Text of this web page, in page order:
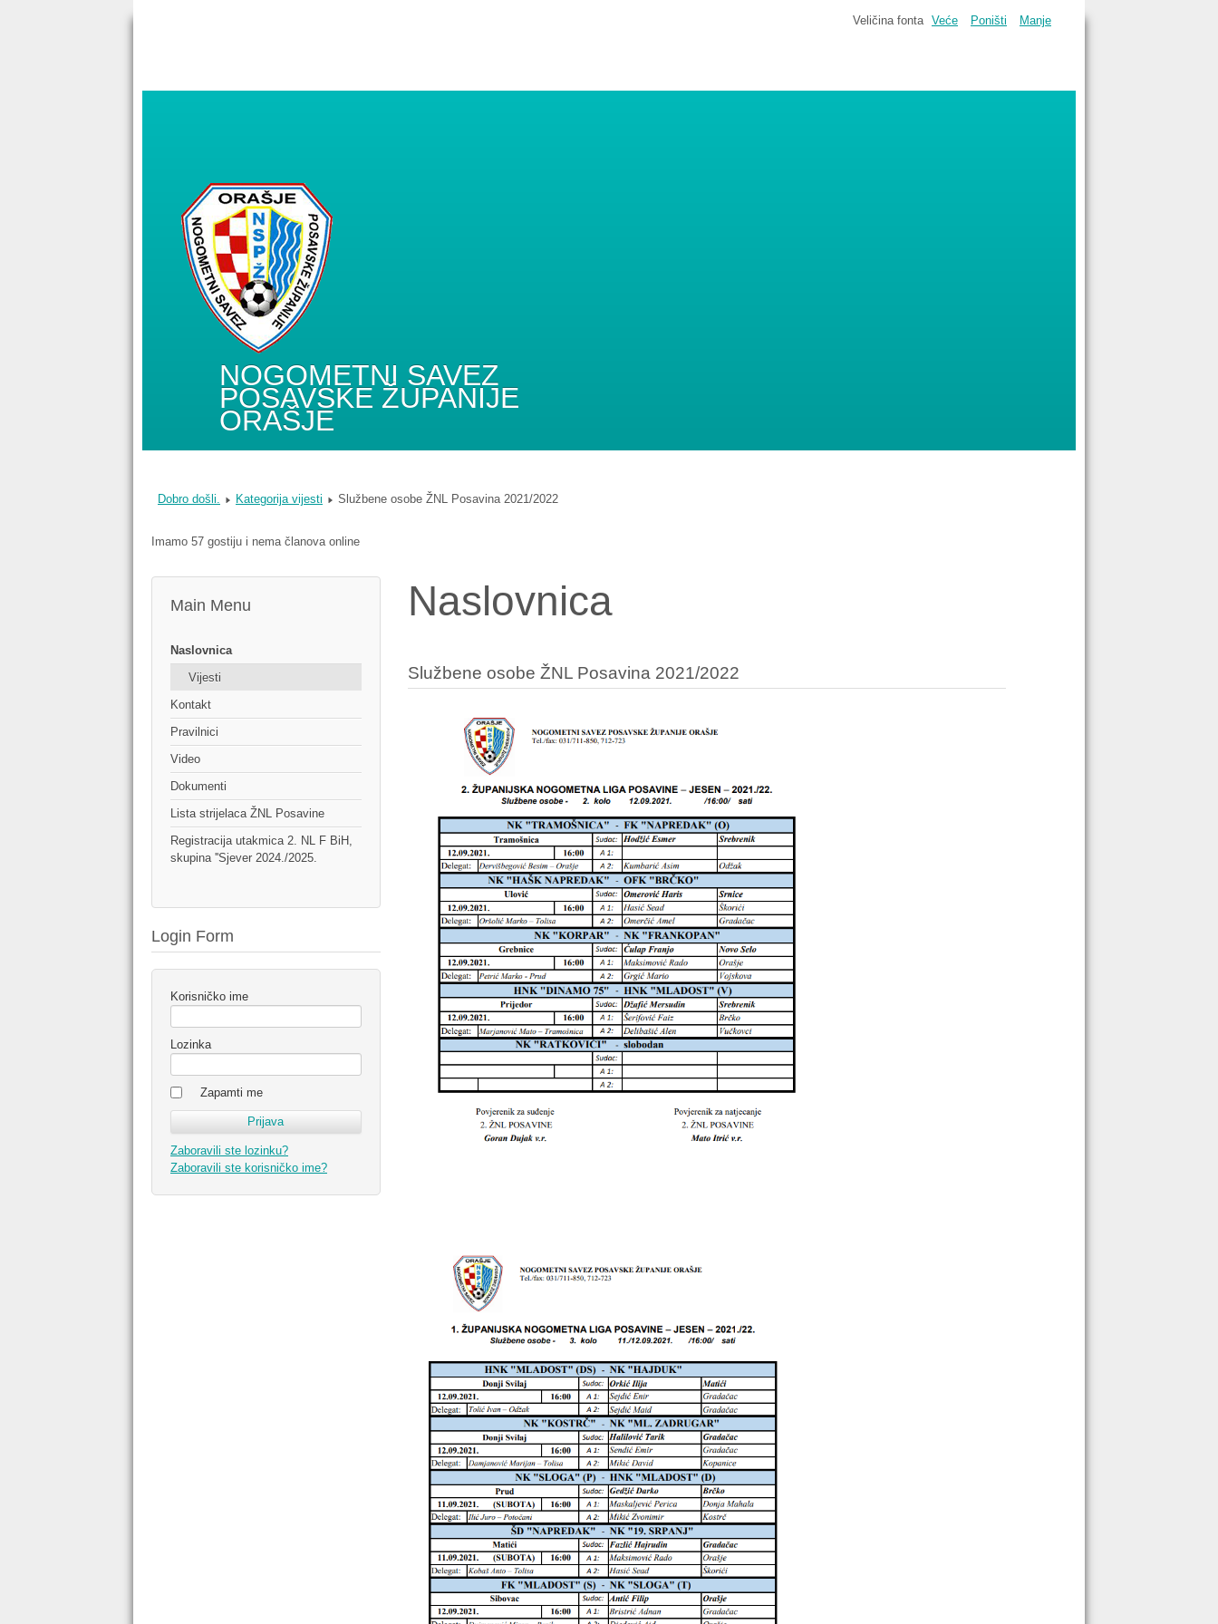
NOGOMETNI SAVEZ
POSAVSKE ŽUPANIJE
ORAŠJE
Veličina fonta Veće Poništi Manje
Dobro došli. Kategorija vijesti Službene osobe ŽNL Posavina 2021/2022
Imamo 57 gostiju i nema članova online
Main Menu
Naslovnica
Vijesti
Kontakt
Pravilnici
Video
Dokumenti
Lista strijelaca ŽNL Posavine
Registracija utakmica 2. NL F BiH,
skupina ''Sjever 2024./2025.
Login Form
Korisničko ime
Lozinka
Zapamti me
Zaboravili ste lozinku?
Zaboravili ste korisničko ime?
Naslovnica
Službene osobe ŽNL Posavina 2021/2022